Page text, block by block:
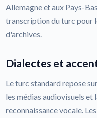
Allemagne et aux Pays-
transcription du turc pour
d'archives.
Dialectes et
Le turc standard repose
les médias audiovisuels et
reconnaissance vocale.